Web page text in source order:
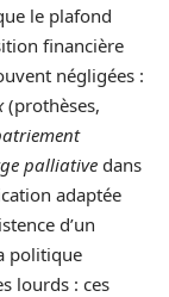
le plafond
financière
négligées :
(prothèses,
palliativedans
adaptée
d’un
politique
lourds : ces